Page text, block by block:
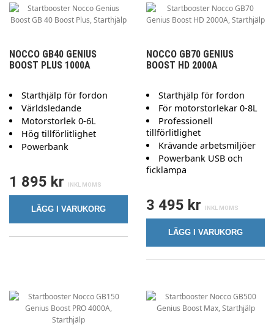
NOCCO GB40 GENIUS
BOOST PLUS 1000A
Starthjälp för fordon
Världsledande
Motorstorlek 0-6L
Hög tillförlitlighet
Powerbank
1 895 kr
LÄGG I VARUKORG
NOCCO GB70 GENIUS
BOOST HD 2000A
Starthjälp för fordon
För motorstorlekar 0-8L
Professionell
tillförlitlighet
Krävande arbetsmiljöer
Powerbank USB och
ficklampa
3 495 kr
LÄGG I VARUKORG